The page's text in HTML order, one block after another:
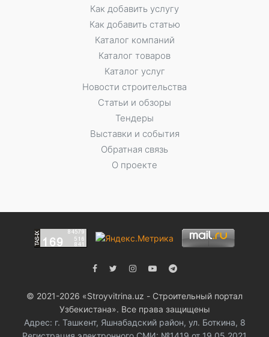
Как добавить услугу
Как добавить статью
Каталог компаний
Каталог товаров
Каталог услуг
Новости строительства
Статьи и обзоры
Тендеры
Выставки и события
Обратная связь
О проекте
© 2021-2026 «Stroyvitrina.uz - Строительный портал
Узбекистана». Все права защищены
Адрес: г. Ташкент, Яшнабадский район, ул. Боткина, 8